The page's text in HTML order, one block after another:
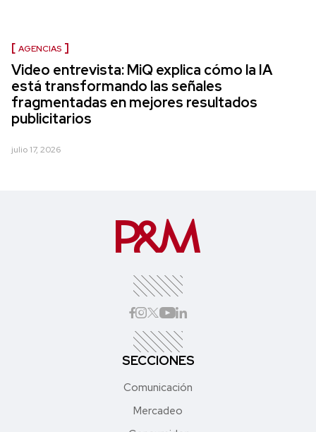
AGENCIAS
Video entrevista: MiQ explica cómo la IA
está transformando las señales
fragmentadas en mejores resultados
publicitarios
julio 17, 2026
SECCIONES
Comunicación
Mercadeo